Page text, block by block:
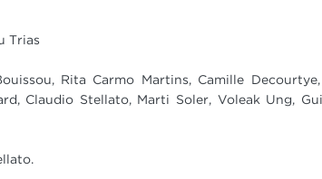
Trias
Rita Carmo Martins, Camille
Claudio Stellato, Marti Soler, Voleak Ung,